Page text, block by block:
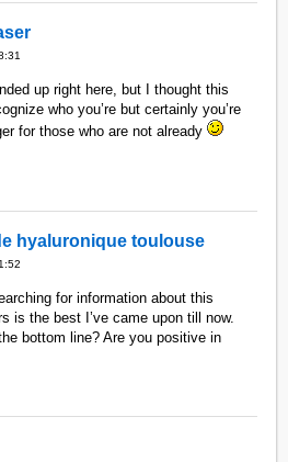
up right here, but I thought this
who you’re but certainly you’re
for those who are not already
hyaluronique toulouse
for information about this
is the best I’ve came upon till now.
bottom line? Are you positive in